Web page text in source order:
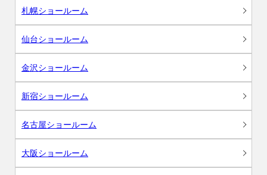
札幌ショールーム
仙台ショールーム
金沢ショールーム
新宿ショールーム
名古屋ショールーム
大阪ショールーム